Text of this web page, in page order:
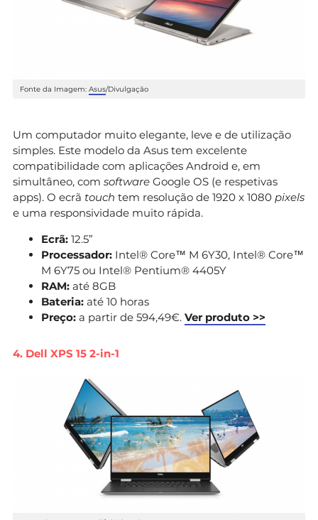
Fonte da Imagem: Asus/Divulgação
Um computador muito elegante, leve e de utilização
simples. Este modelo da Asus tem excelente
compatibilidade com aplicações Android e, em
simultâneo, com software Google OS (e respetivas
apps). O ecrã touch tem resolução de 1920 x 1080 pixels
e uma responsividade muito rápida.
Ecrã: 12.5”
Processador: Intel® Core™ M 6Y30, Intel® Core™
M 6Y75 ou Intel® Pentium® 4405Y
RAM: até 8GB
Bateria: até 10 horas
Preço: a partir de 594,49€. Ver produto >>
4. Dell XPS 15 2-in-1